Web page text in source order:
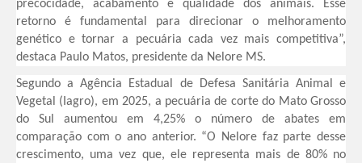
precocidade, acabamento e qualidade dos animais. Esse
retorno é fundamental para direcionar o melhoramento
genético e tornar a pecuária cada vez mais competitiva”,
destaca Paulo Matos, presidente da Nelore MS.
Segundo a Agência Estadual de Defesa Sanitária Animal e
Vegetal (Iagro), em 2025, a pecuária de corte do Mato Grosso
do Sul aumentou em 4,25% o número de abates em
comparação com o ano anterior. “O Nelore faz parte desse
crescimento, uma vez que, ele representa mais de 80% no